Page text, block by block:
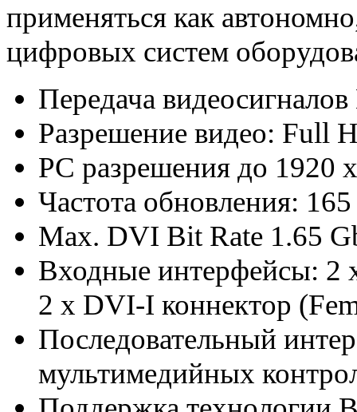
применяться как
цифровых систем
Передача
Разрешение видео: Full
PC разрешения до 1920
Частота обновления:
Max. DVI Bit Rate 1.65
Входные интерфейсы: 2
2 x DVI-I коннектор
Последовательный
мультимедийных